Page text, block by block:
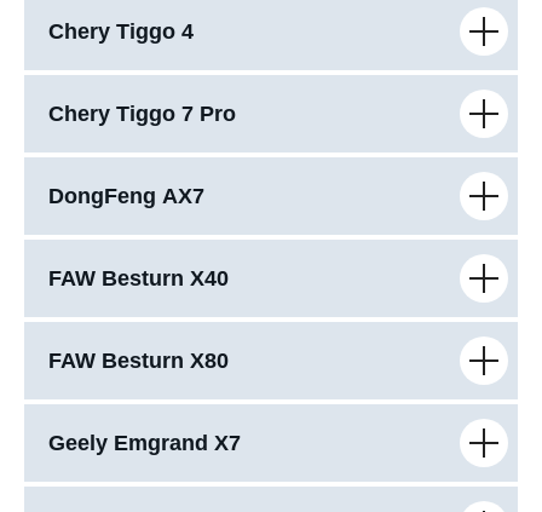
Chery Tiggo 4
Chery Tiggo 7 Pro
DongFeng AX7
FAW Besturn X40
FAW Besturn X80
Geely Emgrand X7